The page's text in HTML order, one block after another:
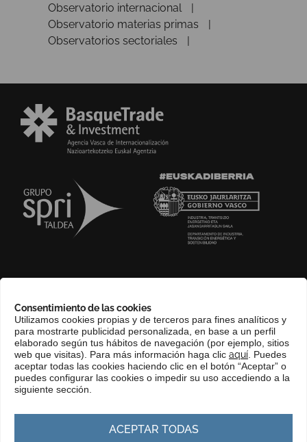
Consentimiento de las cookies
Utilizamos cookies propias y de terceros para fines analíticos y
para mostrarte publicidad personalizada, en base a un perfil
elaborado según tus hábitos de navegación (por ejemplo, sitios
web que visitas). Para más información haga clic aquí . Puedes
aceptar todas las cookies haciendo clic en el botón “Aceptar” o
puedes configurar las cookies o impedir su uso accediendo a la
siguiente sección.
ACEPTAR TODAS
Observatorio internacional
Observatorio materias primas
Observatorios sectoriales
COMPLIANCE CHANNEL
CONTACTO
EUSKERA
PERFIL DEL CONTRATANTE